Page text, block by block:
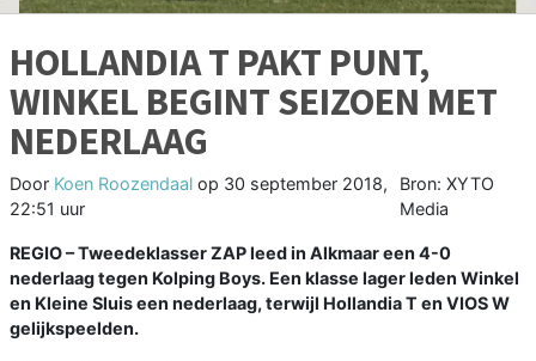
HOLLANDIA T PAKT PUNT,
WINKEL BEGINT SEIZOEN MET
NEDERLAAG
Door Koen Roozendaal op 30 september 2018,
22:51 uur
Bron: XYTO
Media
REGIO –Tweedeklasser ZAP leed in Alkmaar een 4-0
nederlaag tegen Kolping Boys. Een klasse lager leden Winkel
en Kleine Sluis een nederlaag, terwijl Hollandia T en VIOS W
gelijkspeelden.